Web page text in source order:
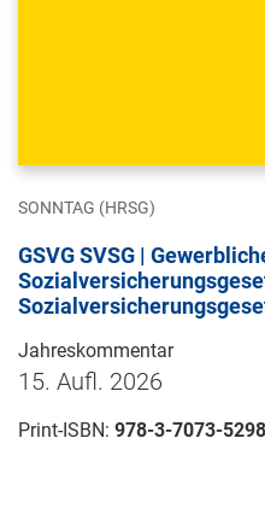
SONNTAG (HRSG)
GSVG SVSG |
Jahreskommentar
15. Aufl. 2026
Print-ISBN: 978-3-7073-